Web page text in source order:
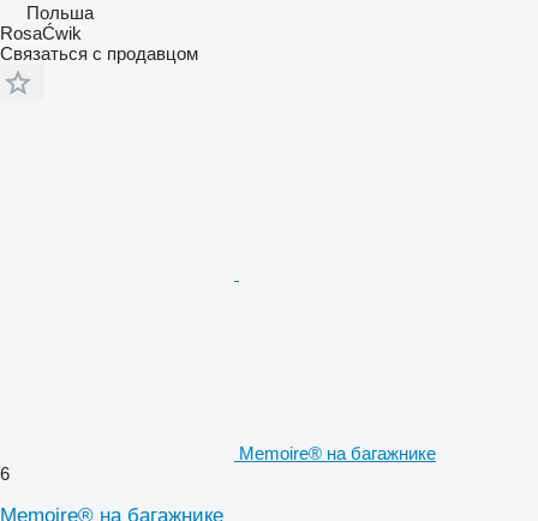
Польша
RosaĆwik
Связаться с продавцом
Memoire® на багажнике
6
Memoire® на багажнике